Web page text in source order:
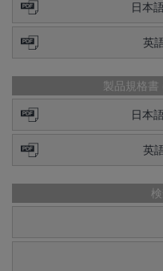
日本
英
製品規格書
日本
英